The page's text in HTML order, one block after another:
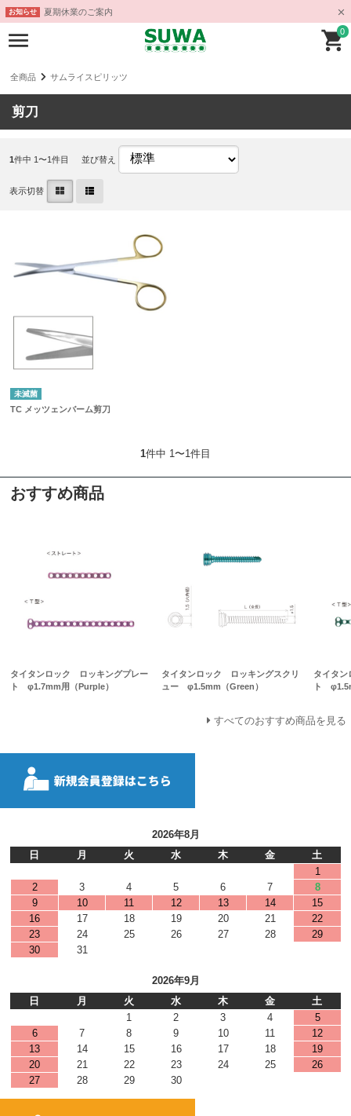
お知らせ 夏期休業のご案内
0
全商品 サムライスピリッツ
剪刀
1件中 1〜1件目 並び替え
表示切替
未滅菌
TC メッツェンバーム剪刀
1件中 1〜1件目
おすすめ商品
タイタンロック ロッキングプレー
ト φ1.7mm用（Purple）
タイタンロック ロッキングスクリ
ュー φ1.5mm（Green）
タイタ
ト
すべてのおすすめ商品を見る
2026年8月
日
月 火 水 木 金
土
1
2
3 4 5 6 7
8
9
10 11 12 13 14
15
16
17 18 19 20 21
22
23
24 25 26 27 28
29
30
31
2026年9月
日
月 火 水 木 金
土
1
2 3 4
5
6
7 8 9 10 11
12
13
14 15 16 17 18
19
20
21 22 23 24 25
26
27
28 29 30